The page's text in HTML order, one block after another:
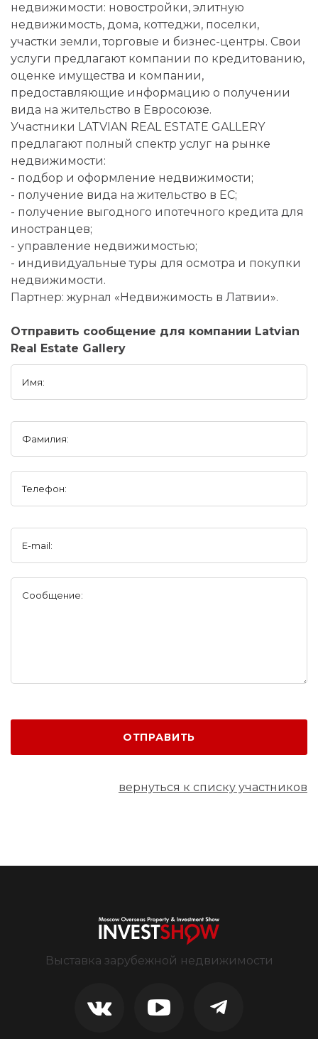
недвижимости: новостройки, элитную
недвижимость, дома, коттеджи, поселки,
участки земли, торговые и бизнес-центры. Cвои
услуги предлагают компании по кредитованию,
оценке имущества и компании,
предоставляющие информацию о получении
вида на жительство в Евросоюзе.
Участники LATVIAN REAL ESTATE GALLERY
предлагают полный спектр услуг на рынке
недвижимости:
- подбор и оформление недвижимости;
- получение вида на жительство в ЕС;
- получение выгодного ипотечного кредита для
иностранцев;
- управление недвижимостью;
- индивидуальные туры для осмотра и покупки
недвижимости.
Партнер: журнал «Недвижимость в Латвии».
Отправить сообщение для компании Latvian
Real Estate Gallery
Имя:
Фамилия:
Телефон:
E-mail:
Сообщение:
ОТПРАВИТЬ
вернуться к списку участников
Выставка зарубежной недвижимости